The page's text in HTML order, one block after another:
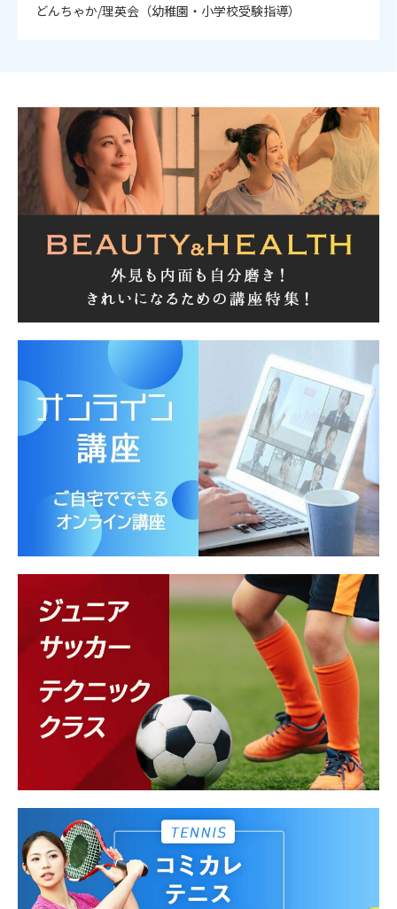
どんちゃか/理英会（幼稚園・小学校受験指導）